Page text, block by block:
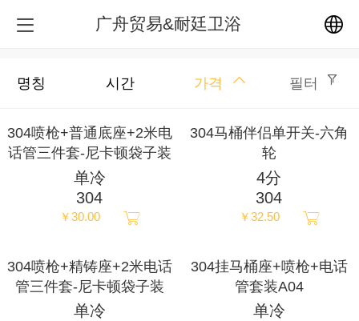
广舟贸易&耐廷卫浴
繁体
日本語
Español
명칭 시간 가격 필터
304喷枪+普通底座+2米电
话管三件套-尼卡顿袋子装
单冷
304
￥30.00
304马桶伴侣单开关-六角
轮
4分
304
￥32.50
304喷枪+精铸座+2米电话
管三件套-尼卡顿袋子装
单冷
304挂马桶座+喷枪+电话
管套装A04
单冷